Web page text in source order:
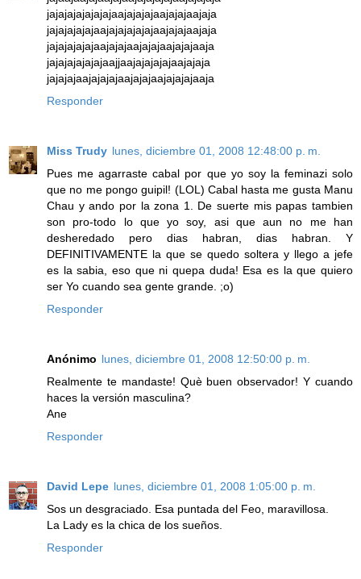
jajajajajajajajaajajajajaajajajaajaja
jajajajajajaajajajajajajaajajajaajaja
jajajajajajaajajajaajajajaajajajaaja
jajajajajajajaajjaajajajajajaajajaja
jajajajaajajajajaajajajaajajajajaaja
Responder
Miss Trudy lunes, diciembre 01, 2008 12:48:00 p. m.
Pues me agarraste cabal por que yo soy la feminazi solo
que no me pongo guipil! (LOL) Cabal hasta me gusta Manu
Chau y ando por la zona 1. De suerte mis papas tambien
son pro-todo lo que yo soy, asi que aun no me han
desheredado pero dias habran, dias habran. Y
DEFINITIVAMENTE la que se quedo soltera y llego a jefe
es la sabia, eso que ni quepa duda! Esa es la que quiero
ser Yo cuando sea gente grande. ;o)
Responder
Anónimo lunes, diciembre 01, 2008 12:50:00 p. m.
Realmente te mandaste! Què buen observador! Y cuando
haces la versión masculina?
Ane
Responder
David Lepe lunes, diciembre 01, 2008 1:05:00 p. m.
Sos un desgraciado. Esa puntada del Feo, maravillosa.
La Lady es la chica de los sueños.
Responder